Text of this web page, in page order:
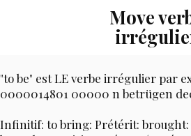
Move
"to be" est LE verbe irrégulier par
0000014801 00000 n betrügen
Infinitif: to bring: Prétérit: brought: